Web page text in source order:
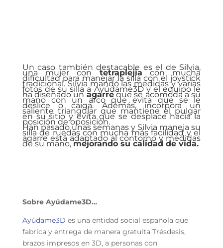
Un caso también destacable es el de Silvia,
una mujer contetraplejia con mucha
dificultad para manejar la silla con el joystick
tradicional. Silvia mandó las medidas y varias
fotos de su silla a Ayúdame3Dy el equipo le
ha diseñado un agarreque se acomoda a su
mano con un arco que evita que se le
deslice o caiga. Además, incorpora un
saliente triangular que mantiene el pulgar
en su sitio y evita que se desplace hacia la
posición de oposición.
Han pasado unas semanas y Silvia maneja su
silla de ruedas con mucha más facilidad y el
agarre está adaptado al contorno y medidas
de su mano,mejorando su calidad de vida.
Sobre Ayúdame3D…
Ayúdame3D es una entidad social española que
fabrica y entrega de manera gratuita Trésdesis,
brazos impresos en 3D, a personas con